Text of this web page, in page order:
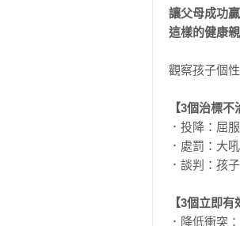
讓父母成功
這樣的健康
觀察孩子個
【3個治標不
．投降：屈
．處罰：大
．談判：孩
【3個立即有
．降低衝突